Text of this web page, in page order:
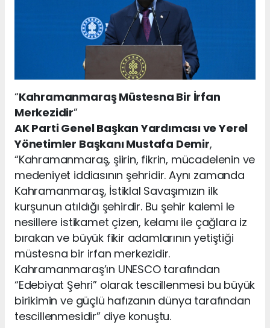
“Kahramanmaraş Müstesna Bir İrfan
Merkezidir”
AK Parti Genel Başkan Yardımcısı ve Yerel
Yönetimler Başkanı Mustafa Demir,
“Kahramanmaraş, şiirin, fikrin, mücadelenin ve
medeniyet iddiasının şehridir. Aynı zamanda
Kahramanmaraş, İstiklal Savaşımızın ilk
kurşunun atıldığı şehirdir. Bu şehir kalemi le
nesillere istikamet çizen, kelamı ile çağlara iz
bırakan ve büyük fikir adamlarının yetiştiği
müstesna bir irfan merkezidir.
Kahramanmaraş’ın UNESCO tarafından
“Edebiyat Şehri” olarak tescillenmesi bu büyük
birikimin ve güçlü hafızanın dünya tarafından
tescillenmesidir” diye konuştu.